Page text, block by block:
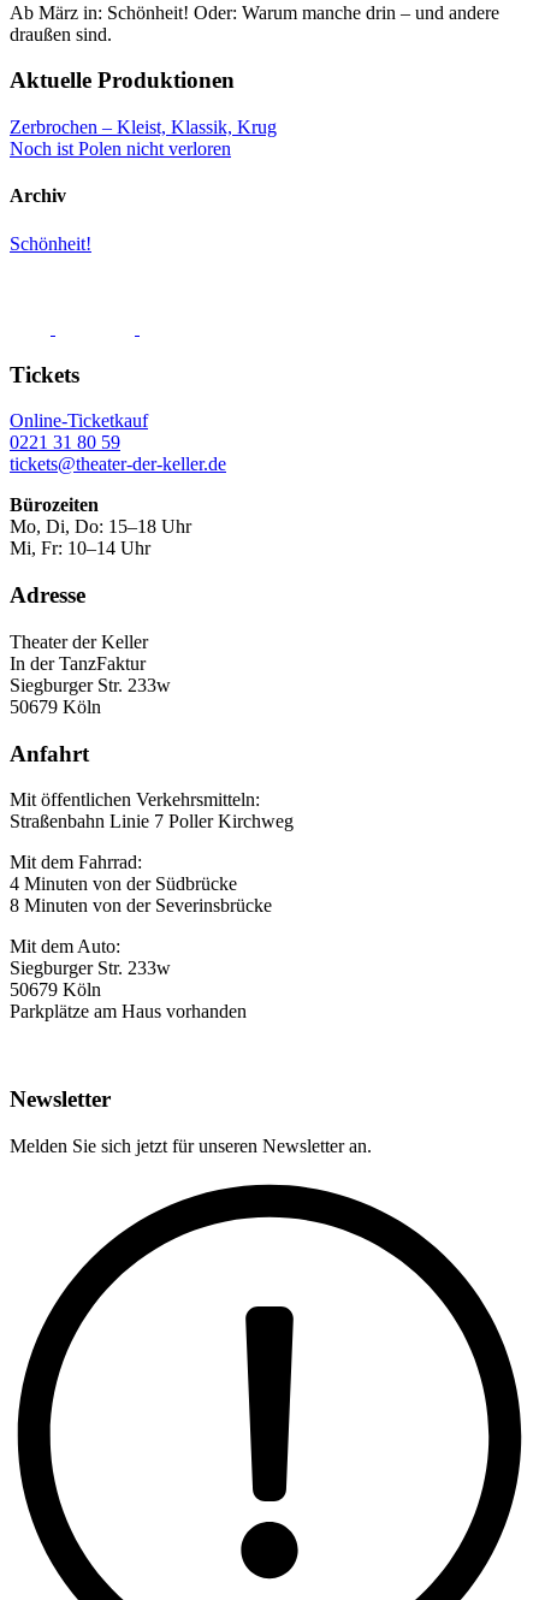
Ab März in: Schönheit! Oder: Warum manche drin – und andere
draußen sind.
Aktuelle Produktionen
Zerbrochen – Kleist, Klassik, Krug
Noch ist Polen nicht verloren
Archiv
Schönheit!
Tickets
Online-Ticketkauf
0221 31 80 59
tickets@theater-der-keller.de
Bürozeiten
Mo, Di, Do: 15–18 Uhr
Mi, Fr: 10–14 Uhr
Adresse
Theater der Keller
In der TanzFaktur
Siegburger Str. 233w
50679 Köln
Anfahrt
Mit öffentlichen Verkehrsmitteln:
Straßenbahn Linie 7 Poller Kirchweg
Mit dem Fahrrad:
4 Minuten von der Südbrücke
8 Minuten von der Severinsbrücke
Mit dem Auto:
Siegburger Str. 233w
50679 Köln
Parkplätze am Haus vorhanden
Newsletter
Melden Sie sich jetzt für unseren Newsletter an.